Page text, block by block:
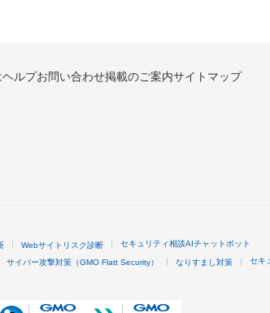
ヘルプお問い合わせ掲載のご案内サイトマップ
Webサイトリスク診断 セキュリティ相談AIチャットボット
サイバー攻撃対策（GMO Flatt Security） なりすまし対策 セキ